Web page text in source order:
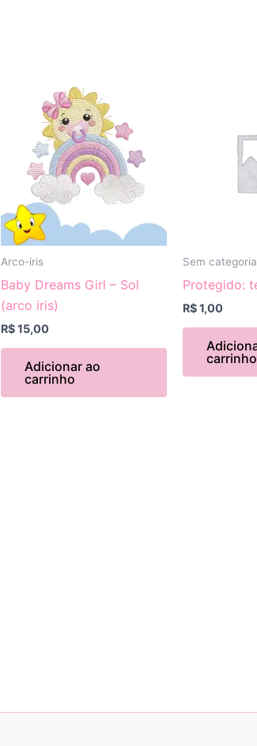
Arco-iris
Baby Dreams Girl – Sol
(arco iris)
R$15,00
Adicionar ao
carrinho
Sem categoria
Protegido:
R$1,00
carrinho